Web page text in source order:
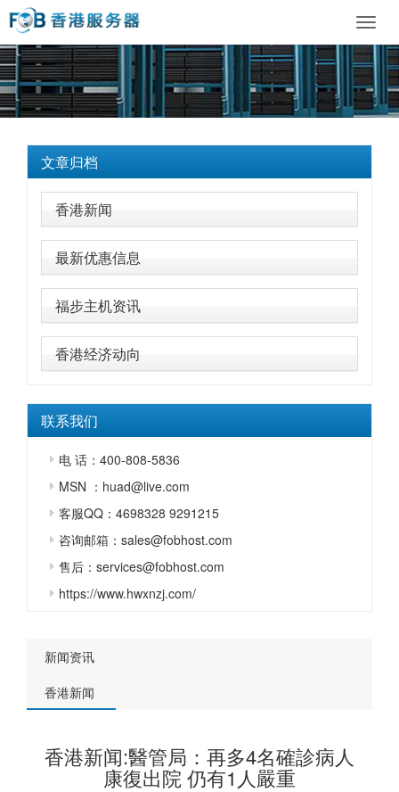
文章归档
香港新闻
最新优惠信息
福步主机资讯
香港经济动向
联系我们
电 话：400-808-5836
MSN ：huad@live.com
客服QQ：4698328 9291215
咨询邮箱：sales@fobhost.com
售后：services@fobhost.com
https://www.hwxnzj.com/
新闻资讯
香港新闻
香港新闻:醫管局：再多4名確診病人
康復出院 仍有1人嚴重